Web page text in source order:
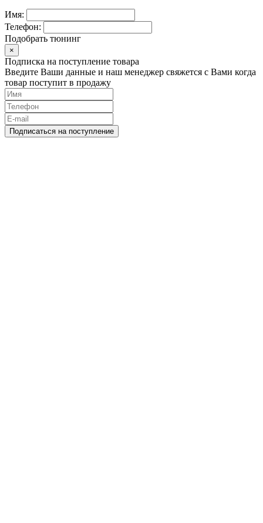
Имя:
Телефон:
Подобрать тюнинг
×
Подписка на поступление товара
Введите Ваши данные и наш менеджер свяжется с Вами когда
товар поступит в продажу